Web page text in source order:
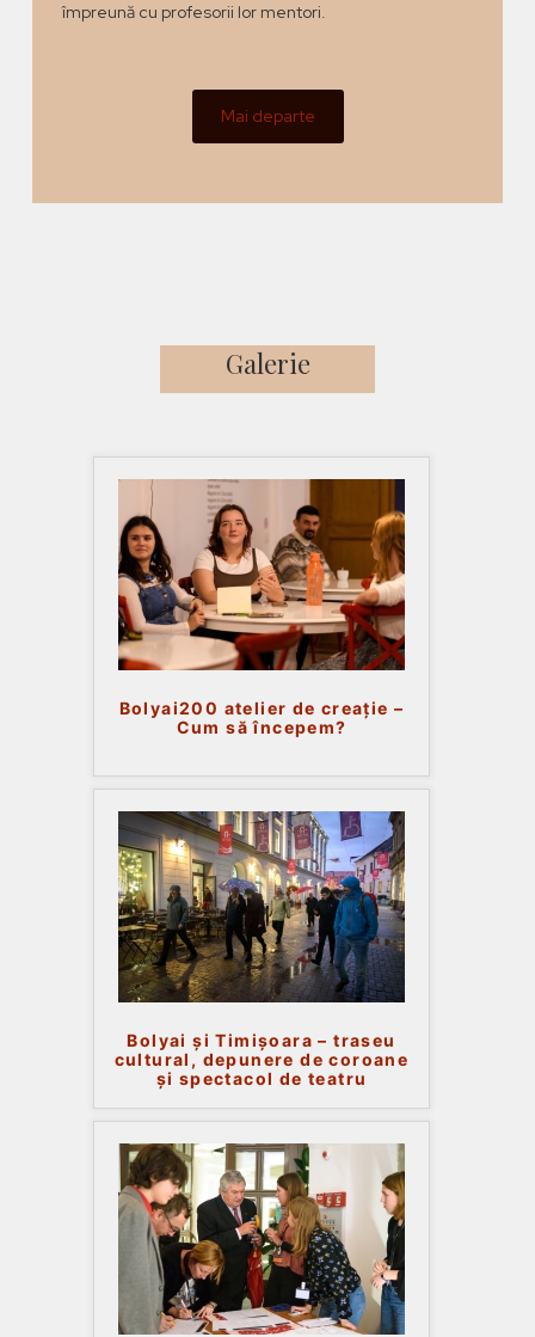
împreună cu profesorii lor mentori.
Mai departe
Galerie
Bolyai200 atelier de creație –
Cum să începem?
Bolyai și Timișoara – traseu
cultural, depunere de coroane
și spectacol de teatru